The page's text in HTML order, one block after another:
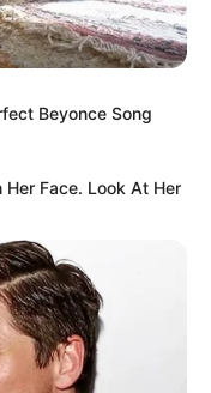
Das Museum
und ist vom
zu erreichen.
90 antike
Sammlung alter
Mädchen um
zum
setzte,
Beyonce Song
Her Face. Look At Her